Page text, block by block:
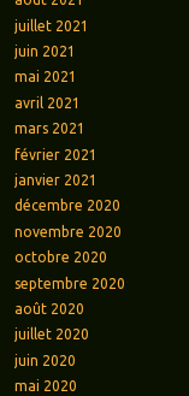
juillet 2021
juin 2021
mai 2021
avril 2021
mars 2021
février 2021
janvier 2021
décembre 2020
novembre 2020
octobre 2020
septembre 2020
août 2020
juillet 2020
juin 2020
mai 2020